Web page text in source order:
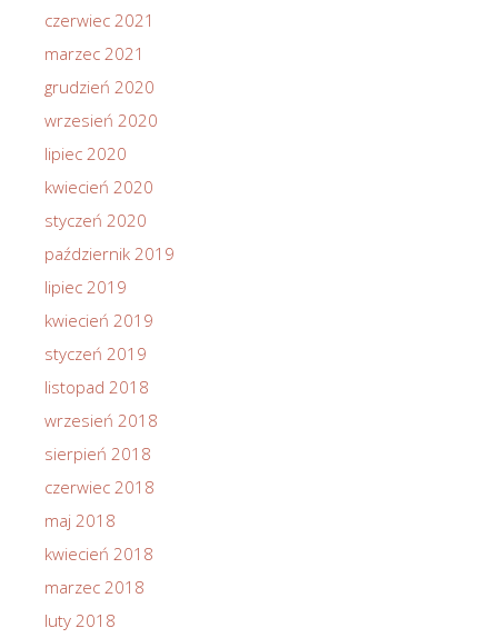
czerwiec 2021
marzec 2021
grudzień 2020
wrzesień 2020
lipiec 2020
kwiecień 2020
styczeń 2020
październik 2019
lipiec 2019
kwiecień 2019
styczeń 2019
listopad 2018
wrzesień 2018
sierpień 2018
czerwiec 2018
maj 2018
kwiecień 2018
marzec 2018
luty 2018